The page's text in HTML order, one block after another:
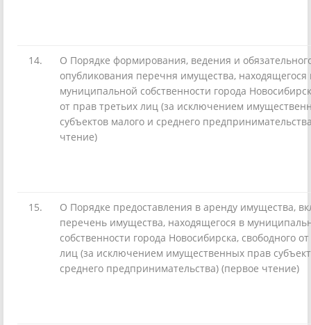
14.
О Порядке формирования, ведения и
опубликования перечня имущества, находящегося
муниципальной собственности города
от прав третьих лиц (за исключением
субъектов малого и среднего
чтение)
15.
О Порядке предоставления в аренду имущества,
перечень имущества, находящегося в
собственности города Новосибирска, свободного
лиц (за исключением имущественных прав
среднего предпринимательства) (первое чтение)